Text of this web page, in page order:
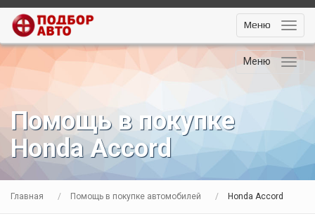
Меню
Меню
Помощь в покупке
Honda Accord
Главная Помощь в покупке автомобилей Honda Accord